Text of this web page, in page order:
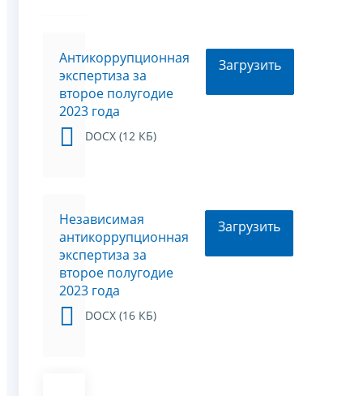
Антикоррупционная
экспертиза за
второе полугодие
2023 года
DOCX (12 КБ)
Загрузить
Независимая
антикоррупционная
экспертиза за
второе полугодие
2023 года
DOCX (16 КБ)
Загрузить